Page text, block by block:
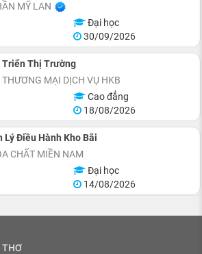
MỸ LAN
Đại học
30/09/2026
Triển Thị Trường
MẠI DỊCH VỤ HKB
Cao đẳng
18/08/2026
Lý Điều Hành Kho Bãi
CHẤT MIỀN NAM
Đại học
14/08/2026
THƠ